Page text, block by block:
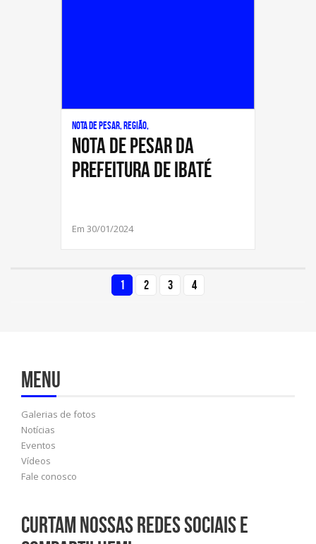
Nota de Pesar, Região,
NOTA DE PESAR DA
PREFEITURA DE IBATÉ
Em 30/01/2024
1 2 3 4
Menu
Galerias de fotos
Notícias
Eventos
Vídeos
Fale conosco
Curtam nossas redes sociais e